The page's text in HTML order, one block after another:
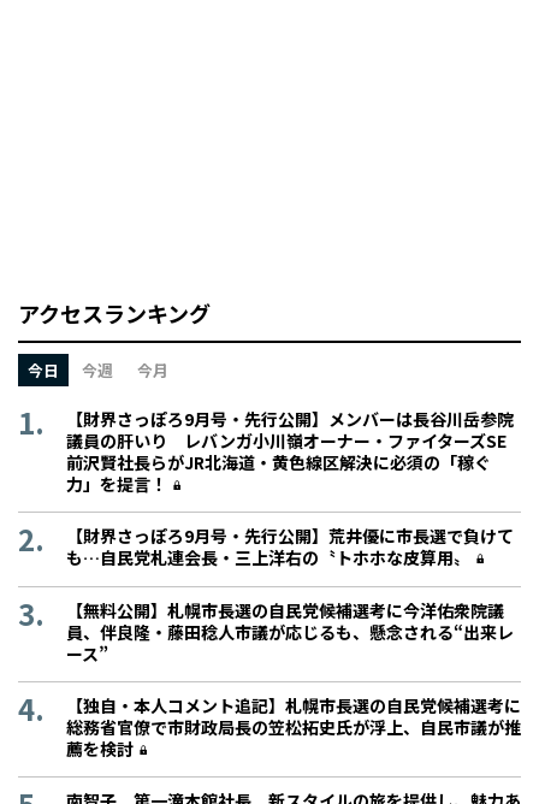
アクセスランキング
今日 今週 今月
【財界さっぽろ9月号・先行公開】メンバーは長谷川岳参院
議員の肝いり レバンガ小川嶺オーナー・ファイターズSE
前沢賢社長らがJR北海道・黄色線区解決に必須の「稼ぐ
力」を提言！
【財界さっぽろ9月号・先行公開】荒井優に市長選で負けて
も…自民党札連会長・三上洋右の〝トホホな皮算用〟
【無料公開】札幌市長選の自民党候補選考に今洋佑衆院議
員、伴良隆・藤田稔人市議が応じるも、懸念される“出来レ
ース”
【独自・本人コメント追記】札幌市長選の自民党候補選考に
総務省官僚で市財政局長の笠松拓史氏が浮上、自民市議が推
薦を検討